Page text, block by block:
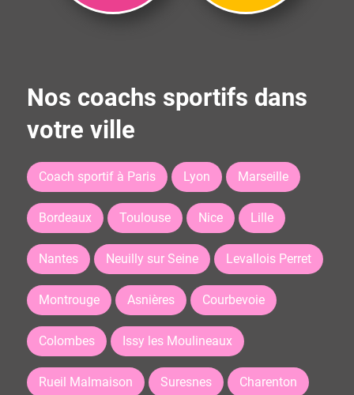
Nos coachs sportifs dans
votre ville
Coach sportif à Paris Lyon Marseille
Bordeaux Toulouse Nice Lille
Nantes Neuilly sur Seine Levallois Perret
Montrouge Asnières Courbevoie
Colombes Issy les Moulineaux
Rueil Malmaison Suresnes Charenton